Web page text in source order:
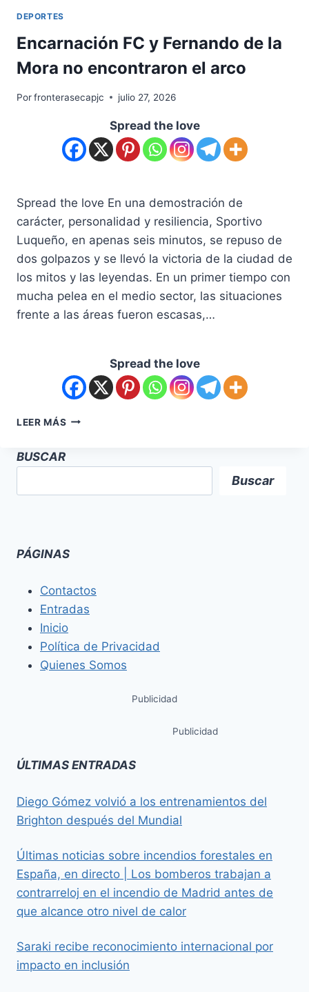
DEPORTES
Encarnación FC y Fernando de la
Mora no encontraron el arco
Porfronterasecapjc julio 27, 2026
Spread the love
Spread the love En una demostración de
carácter, personalidad y resiliencia, Sportivo
Luqueño, en apenas seis minutos, se repuso de
dos golpazos y se llevó la victoria de la ciudad de
los mitos y las leyendas. En un primer tiempo con
mucha pelea en el medio sector, las situaciones
frente a las áreas fueron escasas,…
Spread the love
LEER MÁS
BUSCAR
Buscar
PÁGINAS
Contactos
Entradas
Inicio
Política de Privacidad
Quienes Somos
Publicidad
Publicidad
ÚLTIMAS ENTRADAS
Diego Gómez volvió a los entrenamientos del
Brighton después del Mundial
Últimas noticias sobre incendios forestales en
España, en directo | Los bomberos trabajan a
contrarreloj en el incendio de Madrid antes de
que alcance otro nivel de calor
Saraki recibe reconocimiento internacional por
impacto en inclusión